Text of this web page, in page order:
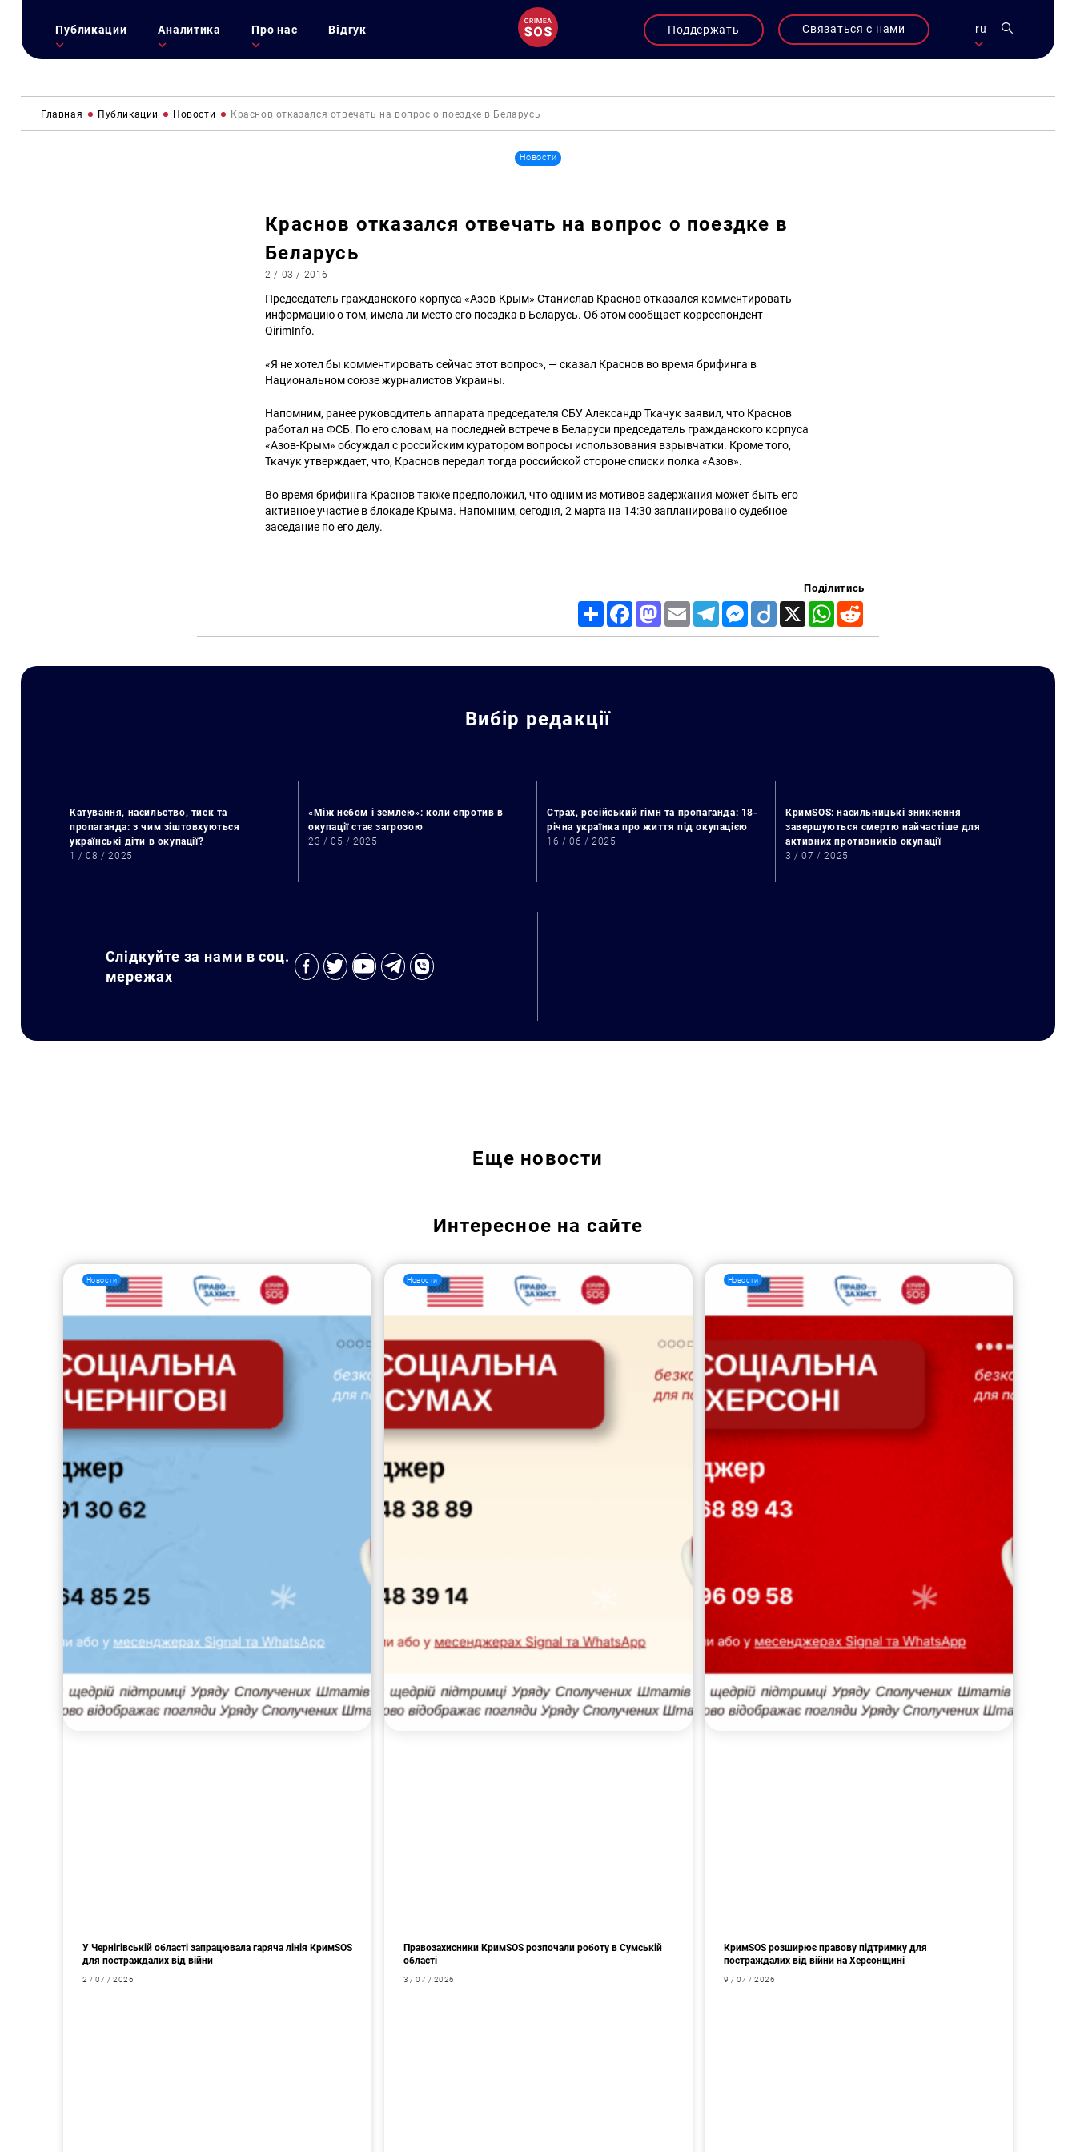
Публикации Аналитика Про нас Відгук Поддержать Связаться с нами ru
Главная Публикации Новости Краснов отказался отвечать на вопрос о поездке в Беларусь
Новости
Краснов отказался отвечать на вопрос о поездке в
Беларусь
2 / 03 / 2016
Председатель гражданского корпуса «Азов-Крым» Станислав Краснов отказался комментировать
информацию о том, имела ли место его поездка в Беларусь. Об этом сообщает корреспондент
QirimInfo.
«Я не хотел бы комментировать сейчас этот вопрос», — сказал Краснов во время брифинга в
Национальном союзе журналистов Украины.
Напомним, ранее руководитель аппарата председателя СБУ Александр Ткачук заявил, что Краснов
работал на ФСБ. По его словам, на последней встрече в Беларуси председатель гражданского корпуса
«Азов-Крым» обсуждал с российским куратором вопросы использования взрывчатки. Кроме того,
Ткачук утверждает, что, Краснов передал тогда российской стороне списки полка «Азов».
Во время брифинга Краснов также предположил, что одним из мотивов задержания может быть его
активное участие в блокаде Крыма. Напомним, сегодня, 2 марта на 14:30 запланировано судебное
заседание по его делу.
Поділитись
Share FacebookMastodon
Email TelegramMessenger
Diigo X WhatsApp
Вибір редакції
Катування, насильство, тиск та
пропаганда: з чим зіштовхуються
українські діти в окупації?
1 / 08 / 2025
«Між небом і землею»: коли спротив в
окупації стає загрозою
23 / 05 / 2025
Страх, російський гімн та пропаганда: 18-
річна українка про життя під окупацією
16 / 06 / 2025
КримSOS: насильницькі зникнення
завершуються смертю найчастіше для
активних противників окупації
3 / 07 / 2025
Слідкуйте за нами в соц.
мережах
Еще новости
Интересное на сайте
Новости
У Чернігівській області запрацювала гаряча лінія КримSOS
для постраждалих від війни
2 / 07 / 2026
Новости
Правозахисники КримSOS розпочали роботу в Сумській
області
3 / 07 / 2026
Новости
КримSOS розширює правову підтримку для
постраждалих від війни на Херсонщині
9 / 07 / 2026